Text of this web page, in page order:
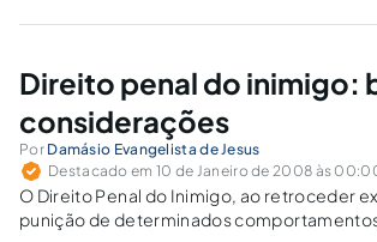
Repetidas cartas apaixonadas, e-mails,
Direito penal do inimigo:
considerações
Por Damásio Evangelista de Jesus
Destacado em 10 de Janeiro de 2008 às
O Direito Penal do Inimigo, ao retroceder
punição de determinados